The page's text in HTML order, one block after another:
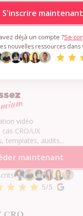
déjà un compte ?Se
nouvelles ressources
?
24h.
email
Whatsapp
vidéo
CRO/UX
templates, audits...
maintenant